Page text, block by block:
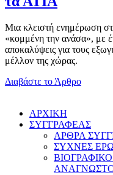
Μια κλειστή ενημέρωση
«κομμένη την ανάσα», με
αποκαλύψεις για τους
μέλλον της χώρας.
Διαβάστε το Άρθρο
AΡΧΙΚΗ
ΣΥΓΓΡΑΦΕΑΣ
ΑΡΘΡΑ
ΣΥΧΝΕΣ